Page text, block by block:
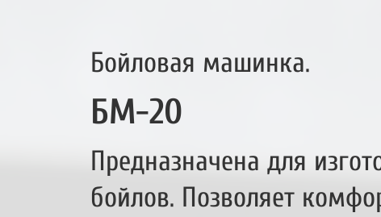
Бойловая машинка.
БМ-20
Предназначена для
бойлов. Позволяет